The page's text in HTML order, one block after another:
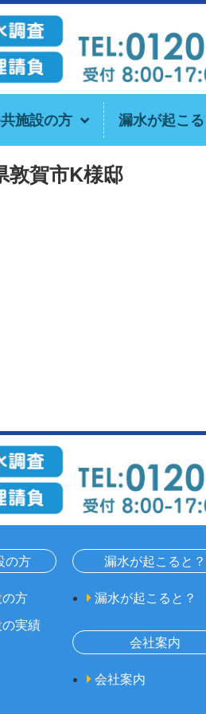
施設の方 漏水が起こ
敦賀市K様邸
の方
方
実績
漏水が起こると？
漏水が起こると？
会社案内
会社案内